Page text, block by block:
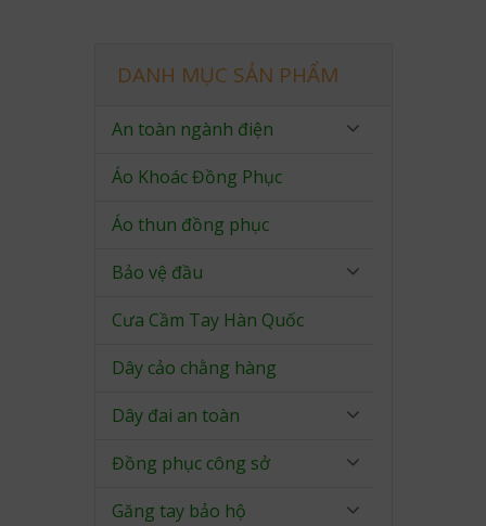
DANH MỤC SẢN PHẨM
An toàn ngành điện
Áo Khoác Đồng Phục
Áo thun đồng phục
Bảo vệ đầu
Cưa Cầm Tay Hàn Quốc
Dây cảo chằng hàng
Dây đai an toàn
Đồng phục công sở
Găng tay bảo hộ